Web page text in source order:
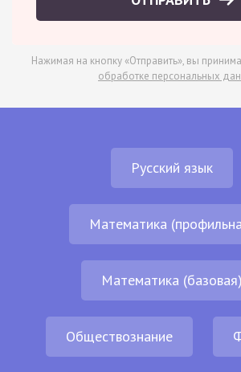
Нажимая на кнопку «Отправить», вы
обработке персональных
Русский язык
Математика
Математика (базовая)
Обществознание